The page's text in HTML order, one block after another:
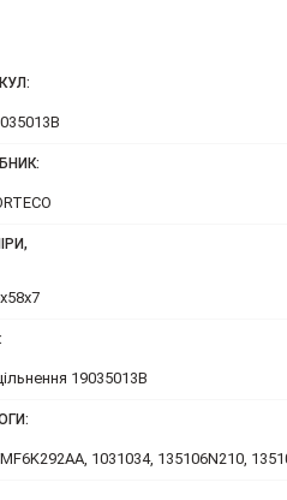
19035013B
1031034, 135106N210,